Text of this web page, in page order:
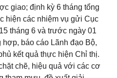
giao; định kỳ 6 tháng tổng
hiện các nhiệm vụ gửi Cục
tháng 6 và trước ngày 01
báo cáo Lãnh đạo Bộ,
kết quả thực hiện Chỉ thị.
chẽ, hiệu quả với các cơ